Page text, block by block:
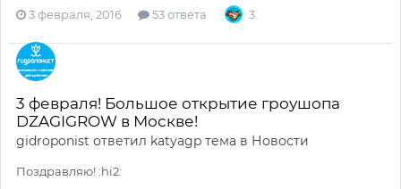
3 февраля, 2016 53 ответа 3
3 февраля! Большое открытие гроушопа
DZAGIGROW в Москве!
gidroponist ответил katyagp тема в Новости
Поздравляю! :hi2: